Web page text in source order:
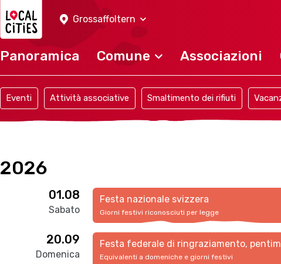
Grossaffoltern
Panoramica Comune Associazioni
Eventi Attività associative Smaltimento dei rifiuti
2026
01.08
Sabato
Festa nazionale svizzera
Giorni festivi riconosciuti per legge
20.09
Domenica
Festa federale di ringraziamento,
Equivalenti a domeniche e giorni festivi